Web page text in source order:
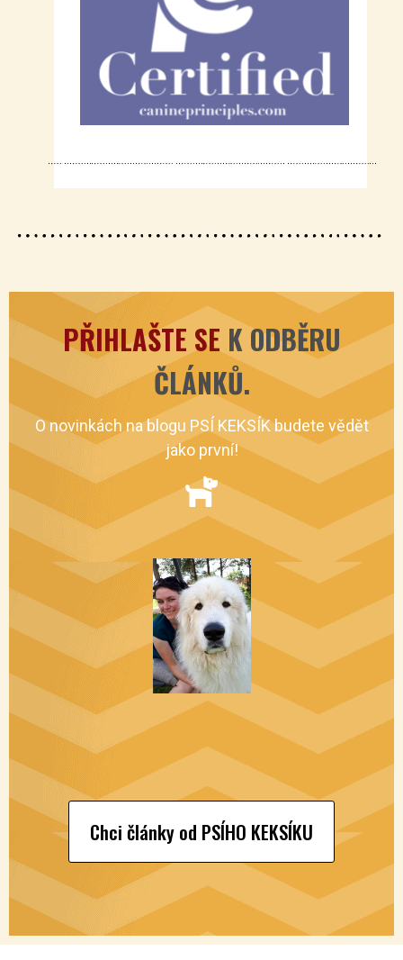
PŘIHLAŠTE SE K ODBĚRU
ČLÁNKŮ.
O novinkách na blogu PSÍ KEKSÍK budete vědět
jako první!
Chci články od PSÍHO KEKSÍKU